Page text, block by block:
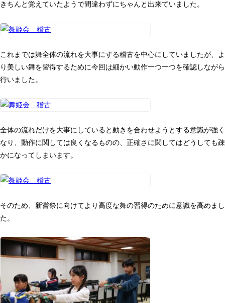
きちんと覚えていたようで間違わずにちゃんと出来ていました。
これまでは舞全体の流れを大事にする稽古を中心にしていましたが、よ
り美しい舞を習得するために今回は細かい動作一つ一つを確認しながら
行いました。
全体の流れだけを大事にしていると動きを合わせようとする意識が強く
なり、動作に関しては良くなるものの、正確さに関してはどうしても疎
かになってしまいます。
そのため、新嘗祭に向けてより高度な舞の習得のために意識を高めまし
た。